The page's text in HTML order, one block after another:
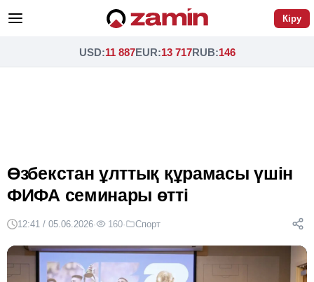
Кіру
USD:11 887EUR:13 717RUB:146
Өзбекстан ұлттық құрамасы үшін
ФИФА семинары өтті
12:41 / 05.06.2026· 160· Спорт